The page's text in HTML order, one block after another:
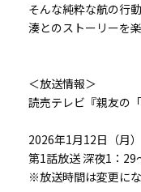
そんな純粋な航の行
湊とのストーリーを
＜放送情報＞
読売テレビ『親友の
2026年1月12日（月
第1話放送 深夜1：29
※放送時間は変更に